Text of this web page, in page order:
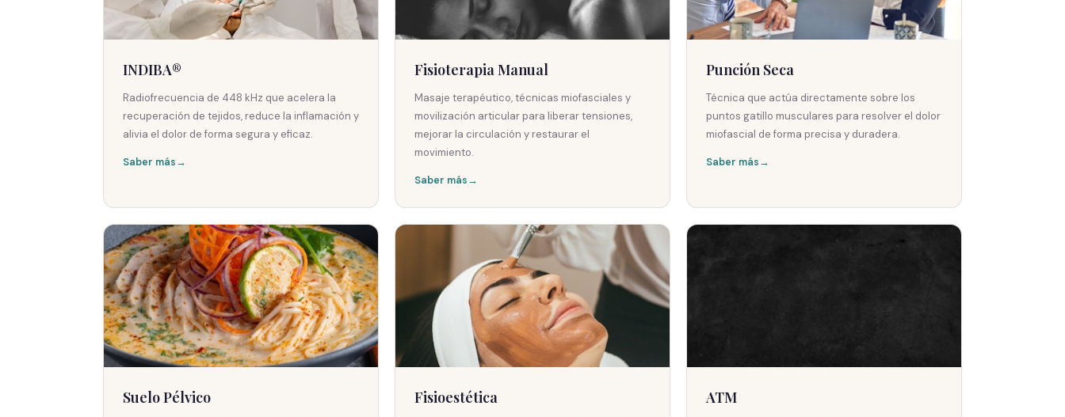
INDIBA®
Radiofrecuencia de 448 kHz que acelera la
recuperación de tejidos, reduce la inflamación y
alivia el dolor de forma segura y eficaz.
Saber más→
Fisioterapia Manual
Masaje terapéutico, técnicas miofasciales y
movilización articular para liberar tensiones,
mejorar la circulación y restaurar el
movimiento.
Saber más→
Punción Seca
Técnica que actúa directamente sobre los
puntos gatillo musculares para resolver el dolor
miofascial de forma precisa y duradera.
Saber más→
Suelo Pélvico Fisioestética ATM